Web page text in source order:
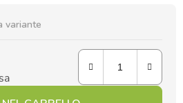
variante